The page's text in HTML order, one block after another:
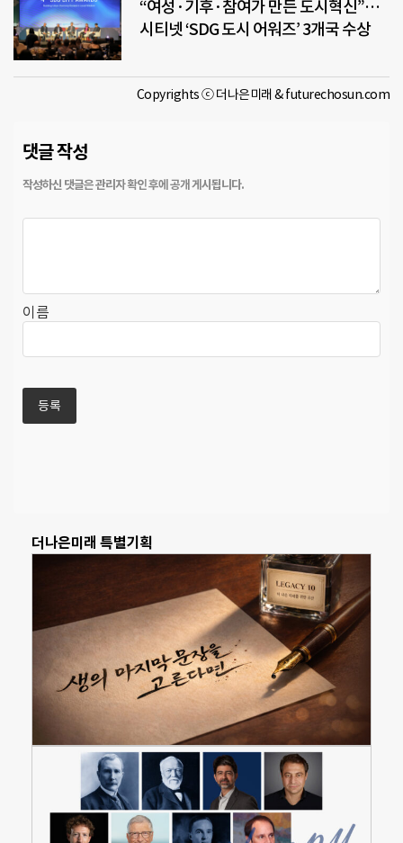
“여성·기후·참여가 만든 도시혁신”…
시티넷 ‘SDG 도시 어워즈’ 3개국 수상
Copyrights ⓒ 더나은미래 & futurechosun.com
댓글 작성
이름
더나은미래 특별기획